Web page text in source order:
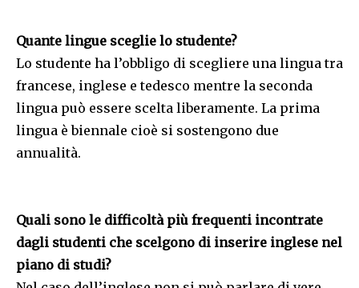
Quante lingue sceglie lo studente?
Lo studente ha l’obbligo di scegliere una lingua tra
francese, inglese e tedesco mentre la seconda
lingua può essere scelta liberamente. La prima
lingua è biennale cioè si sostengono due
annualità.
Quali sono le difficoltà più frequenti incontrate
dagli studenti che scelgono di inserire inglese nel
piano di studi?